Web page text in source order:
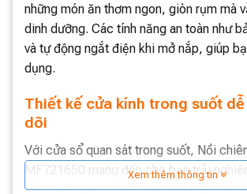
những món ăn thơm ngon, giòn rụm mà
dinh dưỡng. Các tính năng an toàn như
và tự động ngắt điện khi mở nắp, giúp
dụng.
Thiết kế cửa kính trong suốt
dõi
Với cửa sổ quan sát trong suốt, Nồi
MF721650 mang đến cho bạn trải
toàn mới. Bạn có thể theo dõi từng giai
Xem thêm thông tin